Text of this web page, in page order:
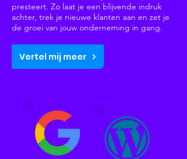
presteert. Zo laat je een blijvende indruk
achter, trek je nieuwe klanten aan en zet je
de groei van jouw onderneming in gang.
Vertel mij meer